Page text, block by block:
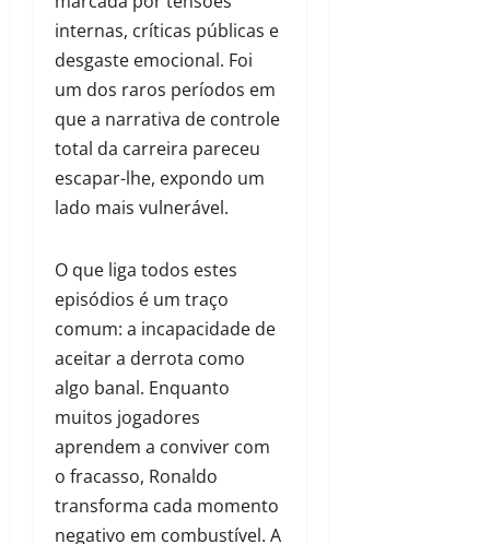
internas, críticas públicas e
desgaste emocional. Foi
um dos raros períodos em
que a narrativa de controle
total da carreira pareceu
escapar-lhe, expondo um
lado mais vulnerável.
O que liga todos estes
episódios é um traço
comum: a incapacidade de
aceitar a derrota como
algo banal. Enquanto
muitos jogadores
aprendem a conviver com
o fracasso, Ronaldo
transforma cada momento
negativo em combustível. A